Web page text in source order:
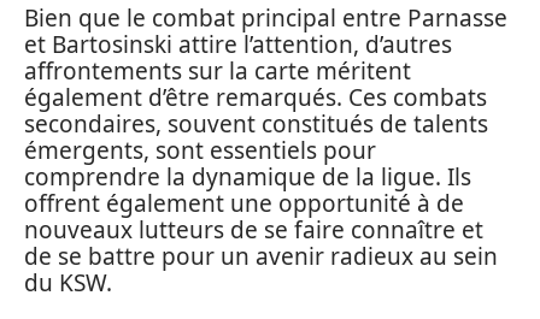
Bien que le combat principal entre Parnasse
et Bartosinski attire l’attention, d’autres
affrontements sur la carte méritent
également d’être remarqués. Ces combats
secondaires, souvent constitués de talents
émergents, sont essentiels pour
comprendre la dynamique de la ligue. Ils
offrent également une opportunité à de
nouveaux lutteurs de se faire connaître et
de se battre pour un avenir radieux au sein
du KSW.